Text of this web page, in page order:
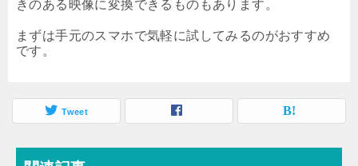
きのある映像に変換できるものもあります。
まずは手元のスマホで気軽に試してみるのがおすすめ
です。
Tweet